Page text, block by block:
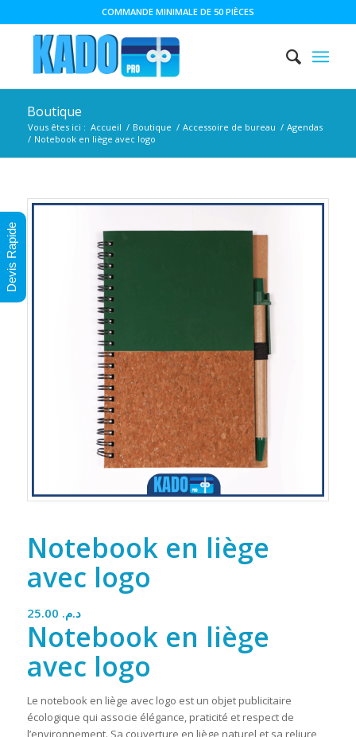
COMMANDE MINIMALE DE 50 PIÈCES
Boutique
Vous êtes ici : Accueil / Boutique / Accessoire de bureau / Agendas
/ Notebook en liège avec logo
Notebook en liège
avec logo
د.م.
Notebook en liège
avec logo
Le notebook en liège avec logo est un objet publicitaire
écologique qui associe élégance, praticité et respect de
l’environnement. Sa couverture en liège naturel et sa reliure
Devis Rapide